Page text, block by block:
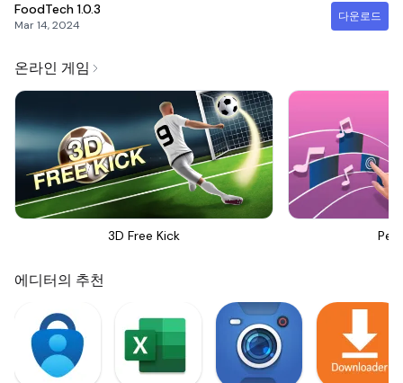
FoodTech 1.0.3
Mar 14, 2024
다운로드
온라인 게임
3D Free Kick
에디터의 추천